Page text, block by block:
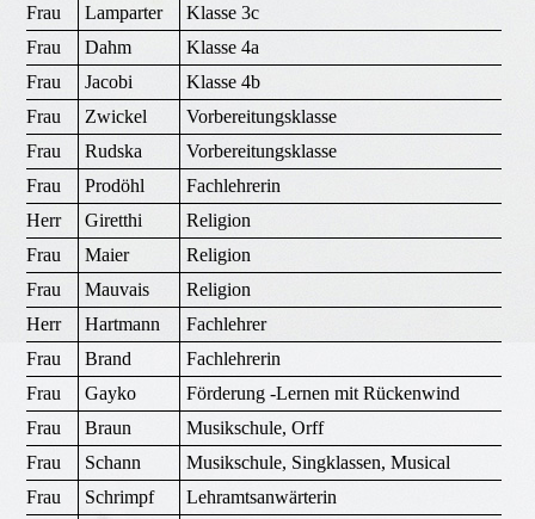
Frau
Lamparter
Klasse 3c
Frau
Dahm
Klasse 4a
Frau
Jacobi
Klasse 4b
Frau
Zwickel
Vorbereitungsklasse
Frau
Rudska
Vorbereitungsklasse
Frau
Prodöhl
Fachlehrerin
Herr
Giretthi
Religion
Frau
Maier
Religion
Frau
Mauvais
Religion
Herr
Hartmann
Fachlehrer
Frau
Brand
Fachlehrerin
Frau
Gayko
Förderung -Lernen mit Rückenwind
Frau
Braun
Musikschule, Orff
Frau
Schann
Musikschule, Singklassen, Musical
Frau
Schrimpf Lehramtsanwärterin